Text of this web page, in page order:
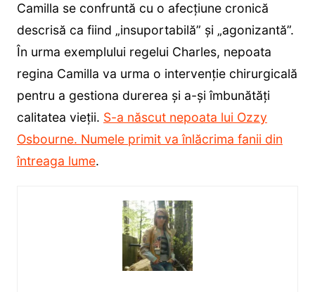
Camilla se confruntă cu o afecțiune cronică
descrisă ca fiind „insuportabilă” și „agonizantă”.
În urma exemplului regelui Charles, nepoata
regina Camilla va urma o intervenție chirurgicală
pentru a gestiona durerea și a-și îmbunătăți
calitatea vieții. S-a născut nepoata lui Ozzy
Osbourne. Numele primit va înlăcrima fanii din
întreaga lume.